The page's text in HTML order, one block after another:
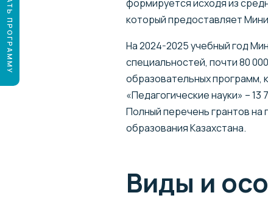
формируется исходя из
который предоставляет
На 2024-2025 учебный год
специальностей, почти 80
образовательных программ,
«Педагогические науки» –
Полный перечень грантов на
образования Казахстана.
Виды и